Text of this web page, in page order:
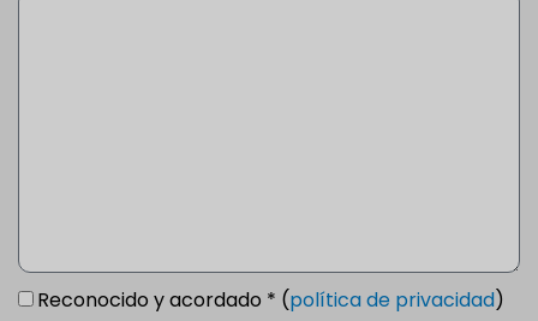
Reconocido y acordado * (política de privacidad)